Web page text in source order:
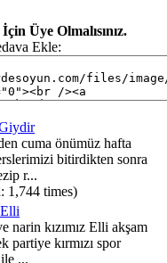
Üye Olmalısınız.
Ekle:
cuma önümüz hafta
bitirdikten sonra
r...
1,744 times)
narin kızımız Elli akşam
partiye kırmızı spor
ile ...